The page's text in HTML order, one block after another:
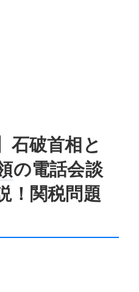
石破首相と
の電話会談
！関税問題